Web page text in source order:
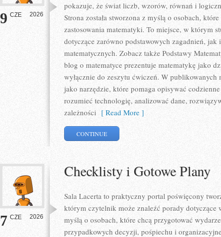
9 CZE 2026
pokazuje, że świat liczb, wzorów, równań i
Strona została stworzona z myślą o osobach,
zastosowania matematyki. To miejsce, w którym
dotyczące zarówno podstawowych zagadnień,
matematycznych. Zobacz także Podstawy
blog o matematyce prezentuje matematykę jako
wyłącznie do zeszytu ćwiczeń. W publikowanych
jako narzędzie, które pomaga opisywać
rozumieć technologię, analizować dane,
zależności [ Read More ]
CONTINUE
7 CZE 2026
Checklisty i Gotowe Plany
Sala Lacerta to praktyczny portal poświęcony
którym czytelnik może znaleźć porady dotyczące
myślą o osobach, które chcą przygotować
przypadkowych decyzji, pośpiechu i